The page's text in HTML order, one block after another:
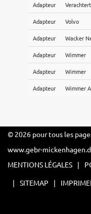
Adapteur Verachtert
Adapteur Volvo
Adapteur Wacker
Adapteur Wimmer
Adapteur Wimmer
Adapteur Wimmer
© 2026 pour tous les
www.gebr-
MENTIONS LÉGALES
SITEMAP